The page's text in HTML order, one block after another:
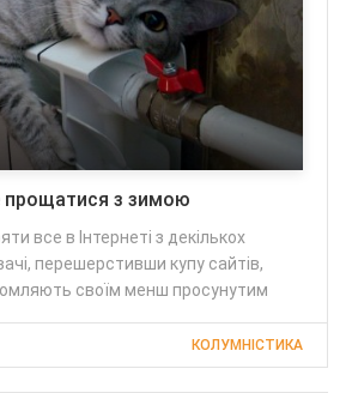
прощатися з зимою
все в Інтернеті з декількох
перешерстивши купу сайтів,
своїм менш просунутим
КОЛУМНІСТИКА